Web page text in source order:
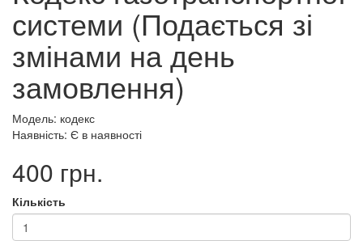
системи (Подається зі
змінами на день
замовлення)
Модель: кодекс
Наявність: Є в наявності
400 грн.
Кількість